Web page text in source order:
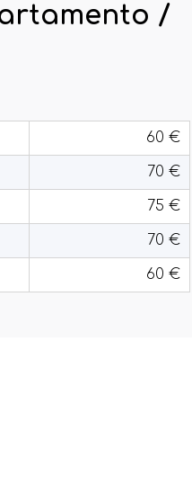
/
60 €
70 €
75 €
70 €
60 €